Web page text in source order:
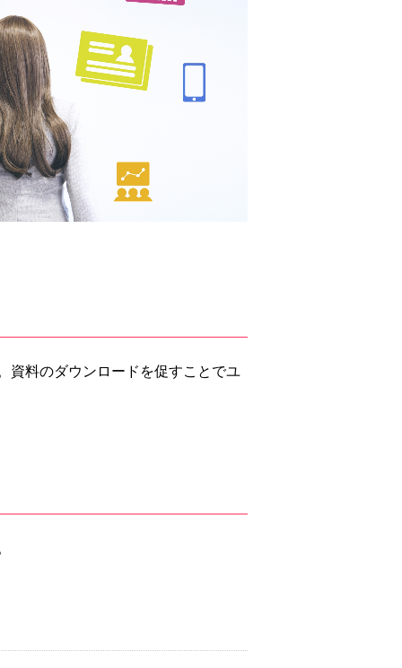
資料のダウンロードを促すことでユ